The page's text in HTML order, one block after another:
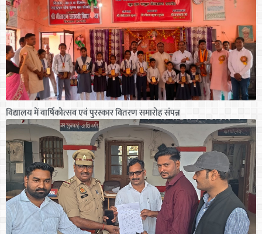
विद्यालय में वार्षिकोत्सव एवं पुरस्कार वितरण समारोह संपन्न